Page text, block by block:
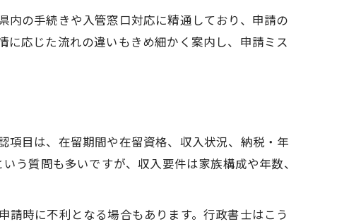
ト体制
ート
施
の手続きや入管窓口対応に精通しており、申請の
応じた流れの違いもきめ細かく案内し、申請ミス
項目は、在留期間や在留資格、収入状況、納税・年
う質問も多いですが、収入要件は家族構成や年数、
時に不利となる場合もあります。行政書士はこう